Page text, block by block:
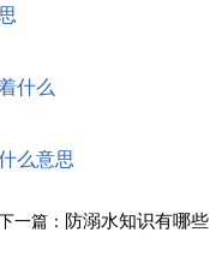
什么
么意思
一篇： 防溺水知识有哪些